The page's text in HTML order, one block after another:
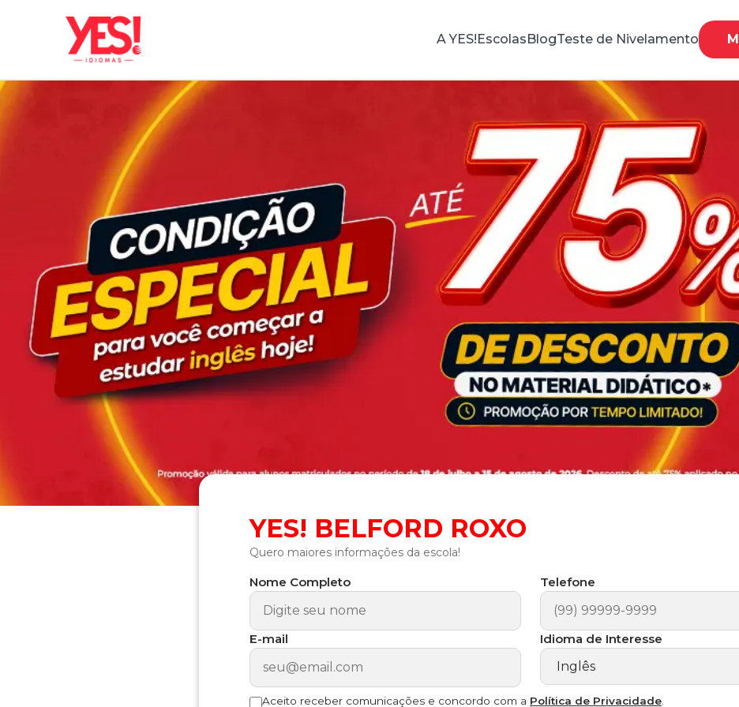
A YES!EscolasBlogTeste de Nivelamento
YES! BELFORD ROXO
Quero maiores informações da escola!
Nome Completo Telefone
E-mail Idioma de Interesse
Aceito receber comunicações e concordo com a Política de Privacidade.